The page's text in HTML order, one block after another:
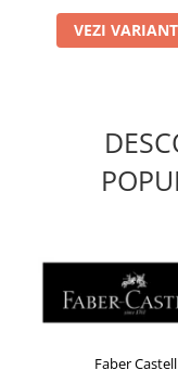
Masti de protectie
Sepci, caciuli si esarfe
Sosete de lucru
Copii - tricouri si
Comunicare si
Flipchart-uri
Ecrane Interactive
VEZI
Faber Castell